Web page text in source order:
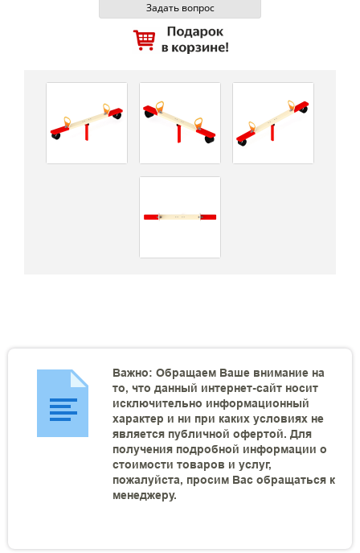
Задать вопрос
Важно: Обращаем Ваше внимание на
то, что данный интернет-сайт носит
исключительно информационный
характер и ни при каких условиях не
является публичной офертой. Для
получения подробной информации о
стоимости товаров и услуг,
пожалуйста, просим Вас обращаться к
менеджеру.